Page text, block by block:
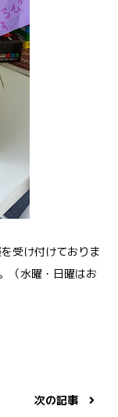
受け付けておりま
（水曜・日曜はお
次の記事